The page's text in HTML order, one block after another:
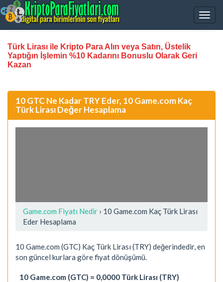
Türk Lirası ile Kripto Para Alın veya Satın, Üstelik
Yaptığın İşlemin %10 Kadarını Bonuslu Olarak Geri
Kazan
10 GTC Ne Kadar TRY Eder, 10 Game.com Kaç
Türk Lirası Değer Hesaplama
Game.com Fiyatı Nedir › 10 Game.com Kaç Türk Lirası
Eder Hesaplama
10 Game.com (GTC) Kaç Türk Lirası (TRY) değerindedir, en
son güncel kurlara göre fiyat dönüşümü.
10 Game.com (GTC) = 0,0000 Türk Lirası (TRY)